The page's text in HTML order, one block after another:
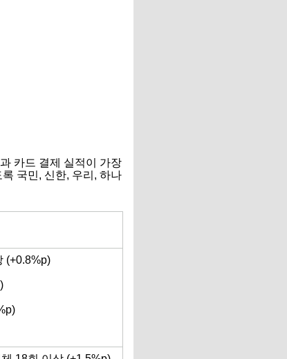
카드 결제 실적이 가장
국민, 신한, 우리, 하나
(+0.8%p)